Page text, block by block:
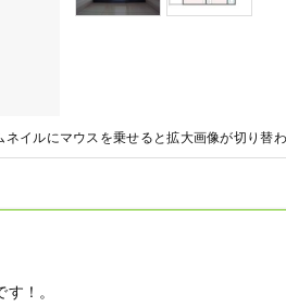
ネイルにマウスを乗せると拡大画像が切り替わ
！。